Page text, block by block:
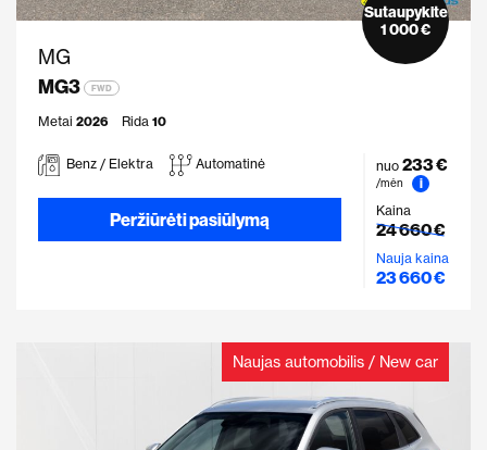
MG
MG3
FWD
Metai 2026 Rida 10
Sutaupykite
1 000 €
Benz / Elektra Automatinė
Peržiūrėti pasiūlymą
nuo 233 €
/mėn
i
Kaina
24 660 €
Nauja kaina
23 660 €
Naujas automobilis / New car